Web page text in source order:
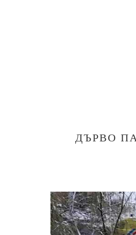
ДЪРВО